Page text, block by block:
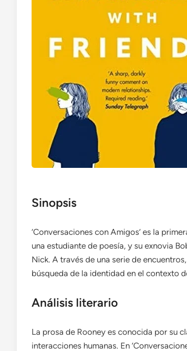
Sinopsis
‘Conversaciones con Amigos’ es la
una estudiante de poesía, y su exnovia
Nick. A través de una serie de
búsqueda de la identidad en el contexto
Análisis literario
La prosa de Rooney es conocida por su
interacciones humanas. En